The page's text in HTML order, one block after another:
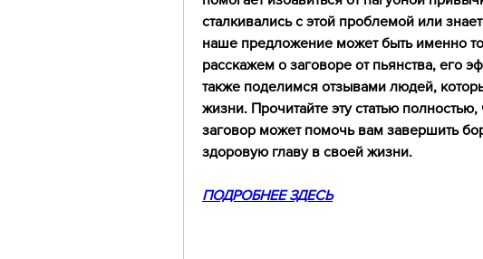
сталкивались с этой проблемой или
наше предложение может быть именно
расскажем о заговоре от пьянства, его
также поделимся отзывами людей,
жизни. Прочитайте эту статью
заговор может помочь вам завершить
здоровую главу в своей жизни.
ПОДРОБНЕЕ ЗДЕСЬ